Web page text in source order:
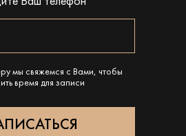
мы свяжемся с Вами, чтобы
время для записи